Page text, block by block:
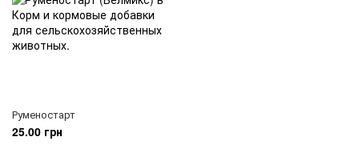
Руменостарт
25.00 грн